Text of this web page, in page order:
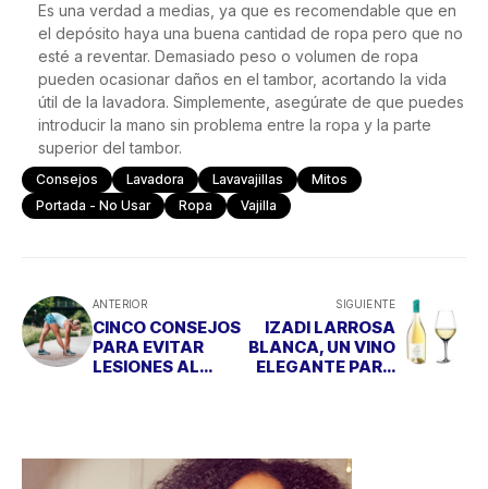
Es una verdad a medias, ya que es recomendable que en
el depósito haya una buena cantidad de ropa pero que no
esté a reventar. Demasiado peso o volumen de ropa
pueden ocasionar daños en el tambor, acortando la vida
útil de la lavadora. Simplemente, asegúrate de que puedes
introducir la mano sin problema entre la ropa y la parte
superior del tambor.
Consejos Lavadora Lavavajillas
Mitos
Portada - No Usar
Ropa Vajilla
ANTERIOR
CINCO CONSEJOS
PARA EVITAR
LESIONES AL
SIGUIENTE
IZADI LARROSA
BLANCA, UN VINO
ELEGANTE PARA